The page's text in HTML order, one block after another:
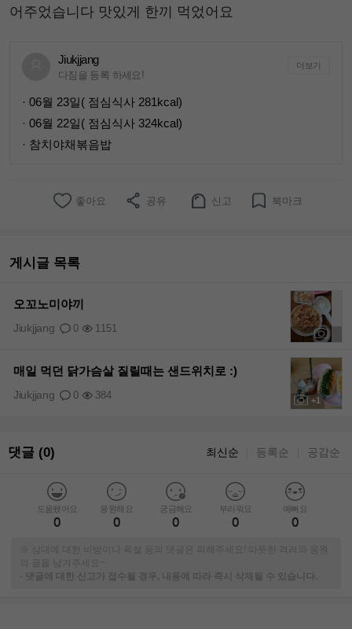
어주었습니다 맛있게 한끼 먹었어요
Jiukjjang
다짐을 등록 하세요!
더보기
· 06월 23일( 점심식사 281kcal)
· 06월 22일( 점심식사 324kcal)
· 참치야채볶음밥
좋아요 공유 신고 북마크
게시글 목록
오꼬노미야끼
0 1151
Jiukjjang
+1
매일 먹던 닭가슴살 질릴때는 샌드위치로 :)
0 384
Jiukjjang
댓글 (0) 최신순 등록순 공감순
도움됐어요
0
응원해요
0
궁금해요
0
부러워요
0
예뻐요
0
※ 상대에 대한 비방이나 욕설 등의 댓글은 피해주세요! 따뜻한 격려와 응원
-
댓글에 대한 신고가 접수될 경우, 내용에 따라 즉시 삭제될 수 있습니다.